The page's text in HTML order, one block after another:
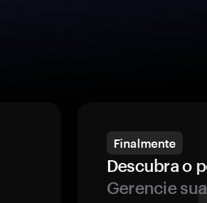
Finalmente
Descubra o
Gerencie